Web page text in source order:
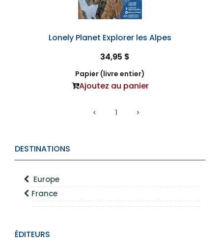
DESTINATIONS
Europe
France
ÉDITEURS
Lonely Planet Explorer les Alpes
34,95 $
Papier (livre entier)
Ajoutez au panier
1